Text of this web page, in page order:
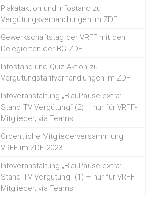
Plakataktion und Infostand zu
Vergütungsverhandlungen im ZDF.
Gewerkschaftstag der VRFF mit den
Delegierten der BG ZDF.
Infostand und Quiz-Aktion zu
Vergütungstarifverhandlungen im ZDF.
Infoveranstaltung „BlauPause extra:
Stand TV Vergütung“ (2) – nur für VRFF-
Mitglieder; via Teams
Ordentliche Mitgliederversammlung
VRFF im ZDF 2023
Infoveranstaltung „BlauPause extra:
Stand TV Vergütung“ (1) – nur für VRFF-
Mitglieder; via Teams